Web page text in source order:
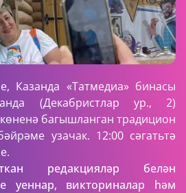
Казанда «Татмедиа» бинасы
(Декабристлар ур., 2)
багышланган традицион
узачак. 12:00 сәгатьтә
редакцияләр белән
уеннар, викториналар һәм